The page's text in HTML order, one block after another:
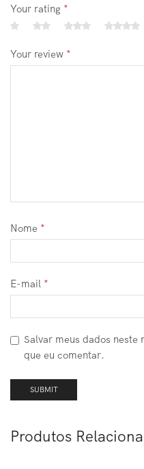
Your rating *
Your review *
Nome *
E-mail *
Salvar meus dados neste
que eu comentar.
Produtos